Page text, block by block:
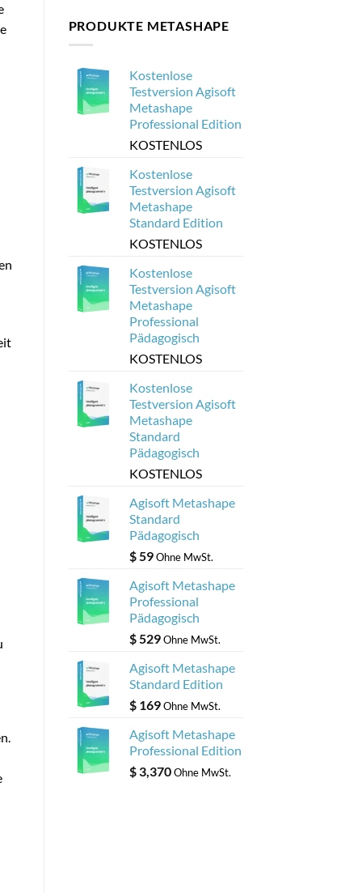
für
Erstellen
webbasierter
Agisoft
Metashape-
Modellen
PRODUKTE METASHAPE
Kostenlose
Testversion Agisoft
Metashape
Professional Edition
KOSTENLOS
Kostenlose
Testversion Agisoft
Metashape
Standard Edition
KOSTENLOS
Kostenlose
Testversion Agisoft
Metashape
Professional
Pädagogisch
KOSTENLOS
Kostenlose
Testversion Agisoft
Metashape
Standard
Pädagogisch
KOSTENLOS
Agisoft Metashape
Standard
Pädagogisch
$59 Ohne MwSt.
Agisoft Metashape
Professional
Pädagogisch
$529 Ohne MwSt.
Agisoft Metashape
Standard Edition
$169 Ohne MwSt.
Agisoft Metashape
Professional Edition
$3,370 Ohne MwSt.